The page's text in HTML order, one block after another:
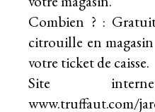
Combien ? :
citrouille en
votre ticket de caisse.
Site
www.truffaut.com/